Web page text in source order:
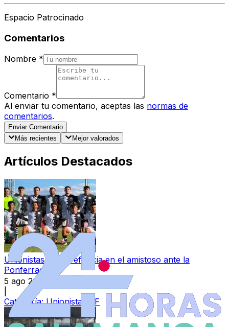
Espacio Patrocinado
Comentarios
Nombre *
Comentario *
Al enviar tu comentario, aceptas las normas de
comentarios.
Enviar Comentario
Más recientes
Mejor valorados
Artículos Destacados
Unionistas tira de eficacia en el amistoso ante la
Ponferradina
5 ago 2026
Categoría:Unionistas CF